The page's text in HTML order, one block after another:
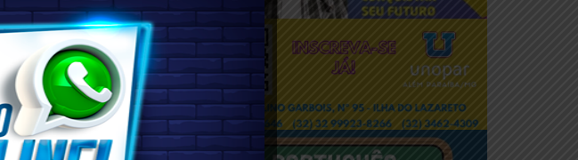
nasceu seus dias
teve que enfrentar.
série de problemas
o seu primeiro dia
como diz sua mãe,